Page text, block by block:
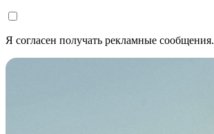
Я согласен получать рекламные сообщения.